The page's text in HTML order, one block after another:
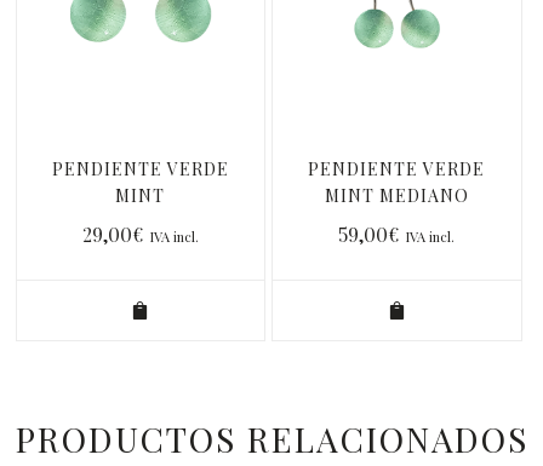
PENDIENTE VERDE
MINT
29,00€ IVA incl.
PENDIENTE VERDE
MINT MEDIANO
59,00€ IVA incl.
PRODUCTOS RELACIONADOS